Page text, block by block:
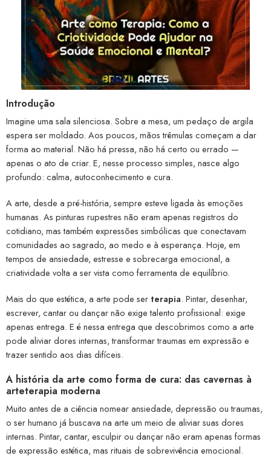
Introdução
Imagine uma sala silenciosa. Sobre a mesa, um pedaço de argila
espera ser moldado. Aos poucos, mãos trêmulas começam a dar
forma ao material. Não há pressa, não há certo ou errado —
apenas o ato de criar. E, nesse processo simples, nasce algo
profundo: calma, autoconhecimento e cura.
A arte, desde a pré-história, sempre esteve ligada às emoções
humanas. As pinturas rupestres não eram apenas registros do
cotidiano, mas também expressões simbólicas que conectavam
comunidades ao sagrado, ao medo e à esperança. Hoje, em
tempos de ansiedade, estresse e sobrecarga emocional, a
criatividade volta a ser vista como ferramenta de equilíbrio.
Mais do que estética, a arte pode serterapia. Pintar, desenhar,
escrever, cantar ou dançar não exige talento profissional: exige
apenas entrega. E é nessa entrega que descobrimos como a arte
pode aliviar dores internas, transformar traumas em expressão e
trazer sentido aos dias difíceis.
A história da arte como forma de cura: das cavernas à
arteterapia moderna
Muito antes de a ciência nomear ansiedade, depressão ou traumas,
o ser humano já buscava na arte um meio de aliviar suas dores
internas. Pintar, cantar, esculpir ou dançar não eram apenas formas
de expressão estética, mas rituais de sobrevivência emocional.